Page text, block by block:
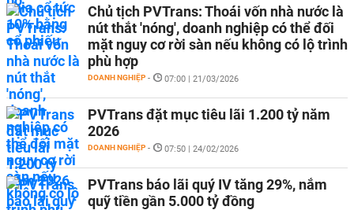
Chủ tịch PVTrans: Thoái vốn nhà nước là
nút thắt 'nóng', doanh nghiệp có thể đối
mặt nguy cơ rời sàn nếu không có lộ trình
phù hợp
DOANH NGHIỆP - 07:00 | 21/03/2026
PVTrans đặt mục tiêu lãi 1.200 tỷ năm
2026
DOANH NGHIỆP - 07:50 | 24/02/2026
PVTrans báo lãi quý IV tăng 29%, nắm
quỹ tiền gần 5.000 tỷ đồng